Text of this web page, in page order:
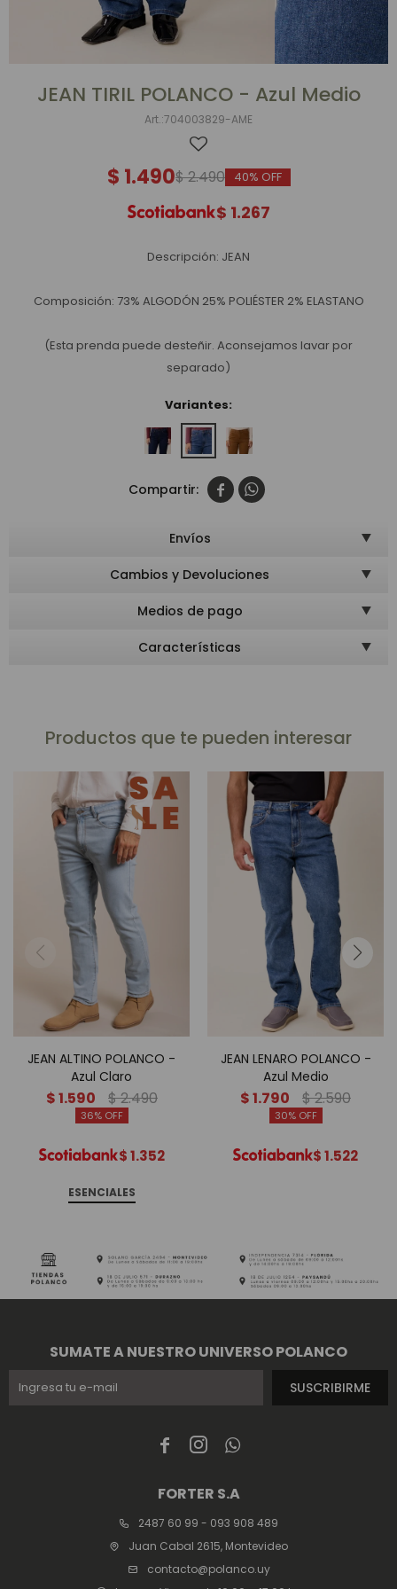
JEAN TIRIL POLANCO - Azul Medio
704003829-AME
$ 1.490$2.490 40
$ 1.267
Descripción: JEAN
Composición: 73% ALGODÓN 25% POLIÉSTER 2% ELASTANO
(Esta prenda puede desteñir. Aconsejamos lavar por
separado)
Variantes:
 
Envíos
Cambios y Devoluciones
Medios de pago
Características
Productos que te pueden interesar
JEAN ALTINO POLANCO -
Azul Claro
$1.590 $2.490
36
$1.352
ESENCIALES
JEAN LENARO POLANCO -
Azul Medio
$1.790 $2.590
30
$1.522
  
FORTER S.A
2487 60 99 - 093 908 489
Juan Cabal 2615, Montevideo
contacto@polanco.uy
SUMATE A NUESTRO UNIVERSO POLANCO
SUSCRIBIRME